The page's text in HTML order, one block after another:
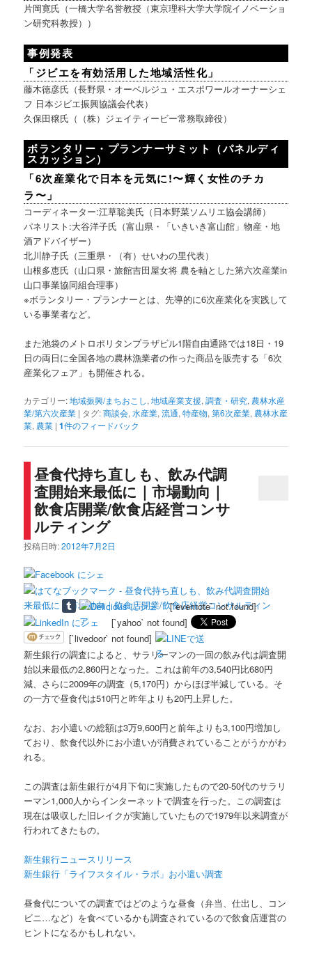
片岡寛氏（一橋大学名誉教授（東京理科大学大学院イノベーショ
ン研究科教授））
事例発表
「ジビエを有効活用した地域活性化」
藤木徳彦氏（長野県・オーベルジュ・エスポワールオーナーシェ
フ 日本ジビエ振興協議会代表）
久保田穣氏（（株）ジェイティービー常務取締役）
ボランタリー・プランナーサミット（パネルディ
スカッション）
「6次産業化で日本を元気に!〜輝く女性のチカ
ラ〜」
コーディネーター:江草聡美氏（日本野菜ソムリエ協会講師）
パネリスト:大谷洋子氏（富山県・「いきいき富山館」物産・地
酒アドバイザー）
北川静子氏（三重県・（有）せいわの里代表）
山根多恵氏（山口県・旅館吉田屋女将 農を軸とした第六次産業in
山口事業協同組合理事）
※ボランタリー・プランナーとは、先導的に6次産業化を実践して
いる事業者など。
また池袋のメトロポリタンプラザビル1階自由通路では18日・19
日の両日に全国各地の農林漁業者の作った商品を販売する「6次
産業化フェア」も開催される。
カテゴリー:地域振興/まちおこし,地域産業支援,調査・研究, 農林水産
業/第六次産業 | タグ:商談会,水産業,流通,特産物,第6次産業, 農林水産
業, 農業 |1件のフィードバック
昼食代持ち直しも、飲み代調
査開始来最低に｜市場動向｜
飲食店開業/飲食店経営コンサ
ルティング
投稿日時:2012年7月2日
[`evernote` not found]
[`yahoo` not found]
[`livedoor` not found]
新生銀行の調査によると、サラリーマンの一回の飲み代は調査開
始以来最低の2,860円となった。これは前年の3,540円比680円
減、さらに2009年の調査（5,170円）からほぼ半減している。そ
の一方で昼食代は510円と昨年よりも20円上昇した。
なお、お小遣いの総額は3万9,600円と前年よりも3,100円増加し
ており、飲食代以外にお小遣いが消費されていることがうかがわ
れる。
この調査は新生銀行が4月下旬に実施したもので20-50代のサラリ
ーマン1,000人からインターネットで調査を行った。この調査は
現在は吸収した旧レイクが実施していたもので1979年以来調査が
行われてきたもの。
新生銀行ニュースリリース
新生銀行「ライフスタイル・ラボ」お小遣い調査
昼食代についての調査ではどのような昼食（弁当、仕出し、コン
ビニ…など）を食べているかも調査されているので飲食店運営の
ヒントになるかもしれない。